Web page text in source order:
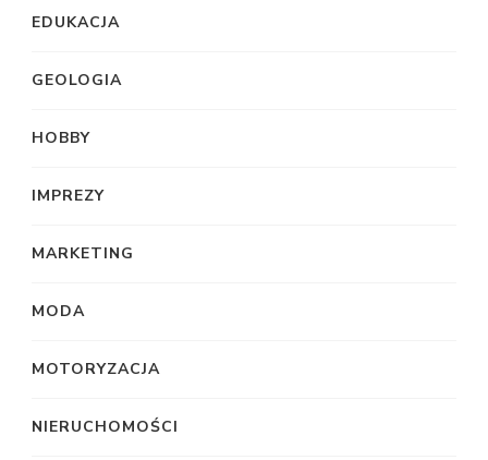
EDUKACJA
GEOLOGIA
HOBBY
IMPREZY
MARKETING
MODA
MOTORYZACJA
NIERUCHOMOŚCI